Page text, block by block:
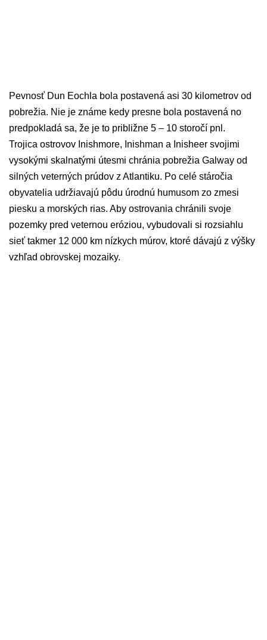
Pevnosť Dun Eochla bola postavená asi 30 kilometrov od
pobrežia. Nie je známe kedy presne bola postavená no
predpokladá sa, že je to približne 5 – 10 storočí pnl.
Trojica ostrovov Inishmore, Inishman a Inisheer svojimi
vysokými skalnatými útesmi chránia pobrežia Galway od
silných veterných prúdov z Atlantiku. Po celé stáročia
obyvatelia udržiavajú pôdu úrodnú humusom zo zmesi
piesku a morských rias. Aby ostrovania chránili svoje
pozemky pred veternou eróziou, vybudovali si rozsiahlu
sieť takmer 12 000 km nízkych múrov, ktoré dávajú z výšky
vzhľad obrovskej mozaiky.